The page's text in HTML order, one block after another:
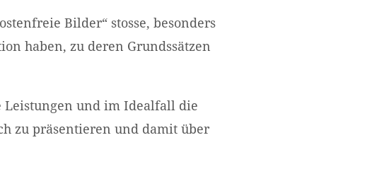
Bilder“ stosse, besonders
haben, zu deren Grundssätzen
Leistungen und im Idealfall die
zu präsentieren und damit über